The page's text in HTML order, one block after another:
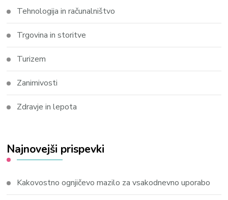
Tehnologija in računalništvo
Trgovina in storitve
Turizem
Zanimivosti
Zdravje in lepota
Najnovejši prispevki
Kakovostno ognjičevo mazilo za vsakodnevno uporabo